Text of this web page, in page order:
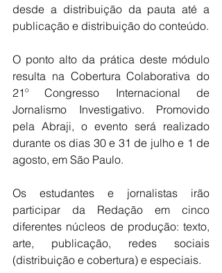
desde a distribuição da pauta até a
publicação e distribuição do conteúdo.
O ponto alto da prática deste módulo
resulta na Cobertura Colaborativa do
21º Congresso Internacional de
Jornalismo Investigativo. Promovido
pela Abraji, o evento será realizado
durante os dias 30 e 31 de julho e 1 de
agosto, em São Paulo.
Os estudantes e jornalistas irão
participar da Redação em cinco
diferentes núcleos de produção: texto,
arte, publicação, redes sociais
(distribuição e cobertura) e especiais.